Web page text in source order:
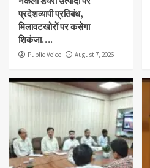
प्रदेशव्यापी प्रतिबंध,
मिलावटखोरों पर कसेगा
शिकंजा….
Public Voice August 7, 2026